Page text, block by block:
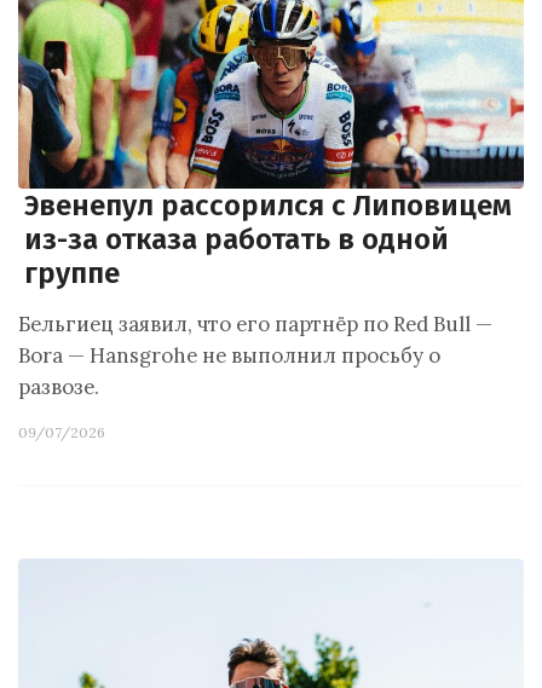
Эвенепул рассорился с Липовицем
из-за отказа работать в одной
группе
Бельгиец заявил, что его партнёр по Red Bull —
Bora — Hansgrohe не выполнил просьбу о
развозе.
09/07/2026